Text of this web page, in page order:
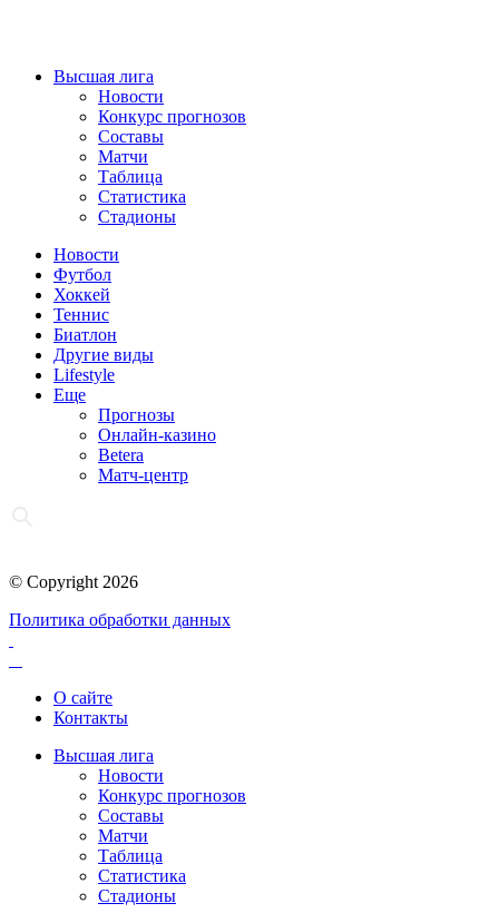
Высшая лига
Новости
Конкурс прогнозов
Составы
Матчи
Таблица
Статистика
Стадионы
Новости
Футбол
Хоккей
Теннис
Биатлон
Другие виды
Lifestyle
Еще
Прогнозы
Онлайн-казино
Betera
Матч-центр
© Copyright 2026
Политика обработки данных
О сайте
Контакты
Высшая лига
Новости
Конкурс прогнозов
Составы
Матчи
Таблица
Статистика
Стадионы